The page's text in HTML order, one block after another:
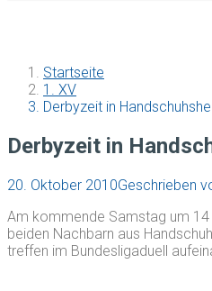
Startseite
1. XV
Derbyzeit in
Derbyzeit in
20. Oktober 2010Geschrieben
Am kommende Samstag um
beiden Nachbarn aus
treffen im Bundesligaduell